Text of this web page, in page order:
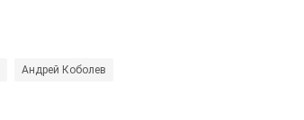
Андрей Коболев